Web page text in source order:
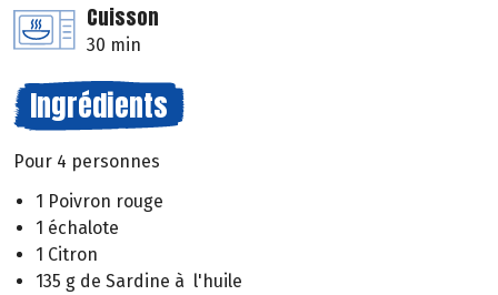
Cuisson
30 min
Ingrédients
Pour 4 personnes
1 Poivron rouge
1 échalote
1 Citron
135 g de Sardine à l'huile